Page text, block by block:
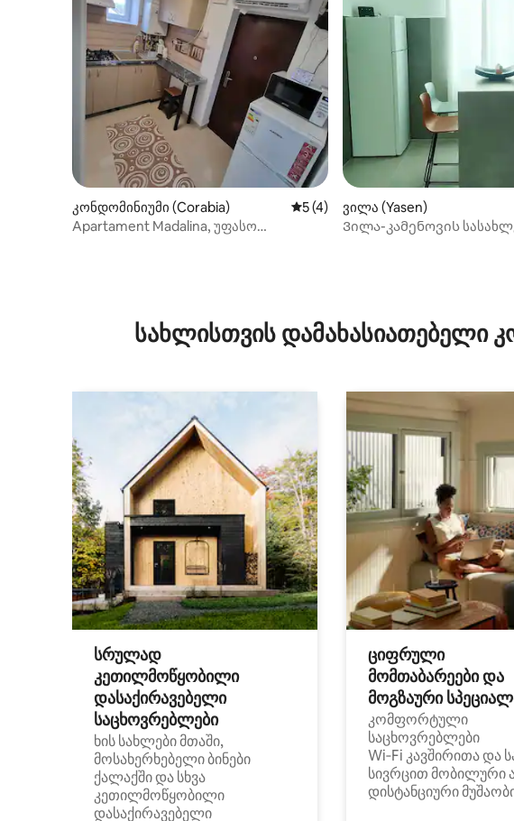
კონდომინიუმი (Corabia) საშუალო შეფასებაა 5‑დან 5, 4
5 (4)
Apartament Madalina, უფასო
ვილა (Yasen)
Ვილა-კამენოვის სასახლე
სახლისთვის დამახასიათებელი
სრულად
კეთილმოწყობილი
დასაქირავებელი
საცხოვრებლები
ხის სახლები მთაში,
მოსახერხებელი ბინები
ქალაქში და სხვა
კეთილმოწყობილი
დასაქირავებელი
ციფრული
მომთაბარეები და
მოგზაური
კომფორტული
საცხოვრებლები
Wi‑Fi კავშირითა და
სივრცით მობილური
დისტანციური